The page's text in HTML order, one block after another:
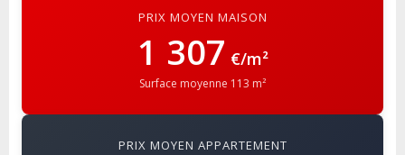
PRIX MOYEN MAISON
1 307 €/m²
Surface moyenne 113 m²
PRIX MOYEN APPARTEMENT